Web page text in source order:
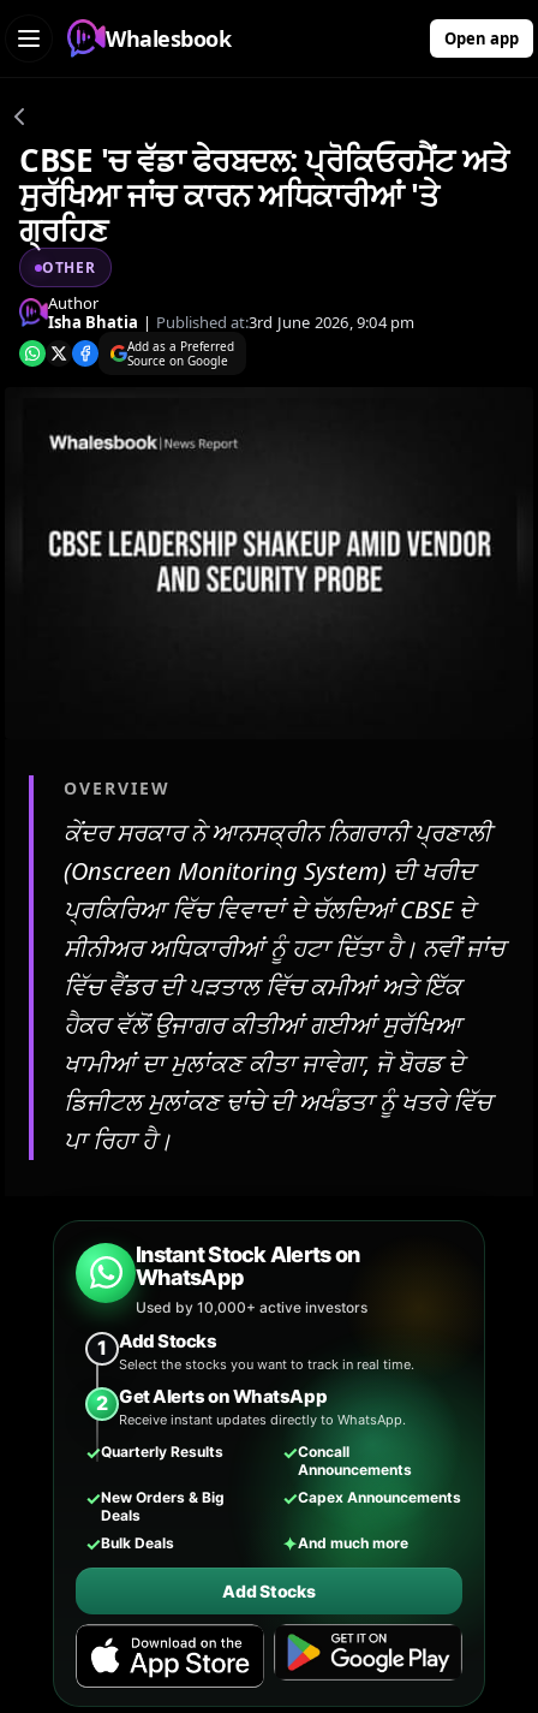
Whalesbook Open app
CBSE 'ਚ ਵੱਡਾ ਫੇਰਬਦਲ: ਪ੍ਰੋਕਿਓਰਮੈਂਟ ਅਤੇ
ਸੁਰੱਖਿਆ ਜਾਂਚ ਕਾਰਨ ਅਧਿਕਾਰੀਆਂ 'ਤੇ
ਗ੍ਰਹਿਣ
OTHER
Author
Isha Bhatia | Published at:3rd June 2026, 9:04 pm
Add as a Preferred
Source on Google
OVERVIEW
ਕੇਂਦਰ ਸਰਕਾਰ ਨੇ ਆਨਸਕ੍ਰੀਨ ਨਿਗਰਾਨੀ ਪ੍ਰਣਾਲੀ
(Onscreen Monitoring System) ਦੀ ਖਰੀਦ
ਪ੍ਰਕਿਰਿਆ ਵਿੱਚ ਵਿਵਾਦਾਂ ਦੇ ਚੱਲਦਿਆਂ CBSE ਦੇ
ਸੀਨੀਅਰ ਅਧਿਕਾਰੀਆਂ ਨੂੰ ਹਟਾ ਦਿੱਤਾ ਹੈ। ਨਵੀਂ ਜਾਂਚ
ਵਿੱਚ ਵੈਂਡਰ ਦੀ ਪੜਤਾਲ ਵਿੱਚ ਕਮੀਆਂ ਅਤੇ ਇੱਕ
ਹੈਕਰ ਵੱਲੋਂ ਉਜਾਗਰ ਕੀਤੀਆਂ ਗਈਆਂ ਸੁਰੱਖਿਆ
ਖਾਮੀਆਂ ਦਾ ਮੁਲਾਂਕਣ ਕੀਤਾ ਜਾਵੇਗਾ, ਜੋ ਬੋਰਡ ਦੇ
ਡਿਜੀਟਲ ਮੁਲਾਂਕਣ ਢਾਂਚੇ ਦੀ ਅਖੰਡਤਾ ਨੂੰ ਖਤਰੇ ਵਿੱਚ
ਪਾ ਰਿਹਾ ਹੈ।
Instant Stock Alerts on
WhatsApp
Used by 10,000+ active investors
1 Add Stocks
Select the stocks you want to track in real time.
2 Get Alerts on WhatsApp
Receive instant updates directly to WhatsApp.
✓Quarterly Results ✓Concall
Announcements
✓New Orders & Big
Deals
✓Capex Announcements
✓Bulk Deals ✦And much more
Add Stocks